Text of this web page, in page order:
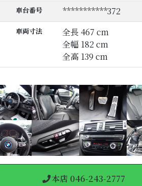
車台番号 ***********372
車両寸法
全長 467 cm
全幅 182 cm
全高 139 cm
本店 046-243-2777